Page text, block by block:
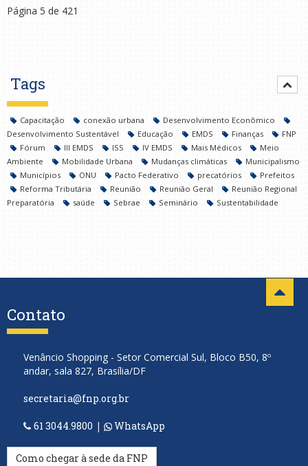
Página 5 de 421
Tags
Capacitação conexão urbana
Desenvolvimento Econômico
Desenvolvimento Sustentável
Educação EMDS Finanças
FNP
Fórum
III EMDS ISS IV EMDS Mais Médicos
Meio
Ambiente
Mobilidade Urbana Mudanças climáticas
Municipalismo
Municípios
ONU Pacto Federativo precatórios
Prefeitos
Reforma Tributária
Reunião Reunião Geral
Reunião Regional
Preparatória
saúde Sebrae Seminário Sustentabilidade
Contato
Venâncio Shopping - Setor Comercial Sul, Bloco B50, 8º
andar, sala 827, Brasília/DF
secretaria@fnp.org.br
61 3044.9800 | WhatsApp
Como chegar à sede da FNP